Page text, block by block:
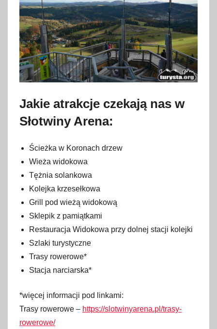
Jakie atrakcje czekają nas w
Słotwiny Arena:
Ścieżka w Koronach drzew
Wieża widokowa
Tężnia solankowa
Kolejka krzesełkowa
Grill pod wieżą widokową
Sklepik z pamiątkami
Restauracja Widokowa przy dolnej stacji kolejki
Szlaki turystyczne
Trasy rowerowe*
Stacja narciarska*
*więcej informacji pod linkami:
Trasy rowerowe – https://slotwinyarena.pl/trasy-
rowerowe/